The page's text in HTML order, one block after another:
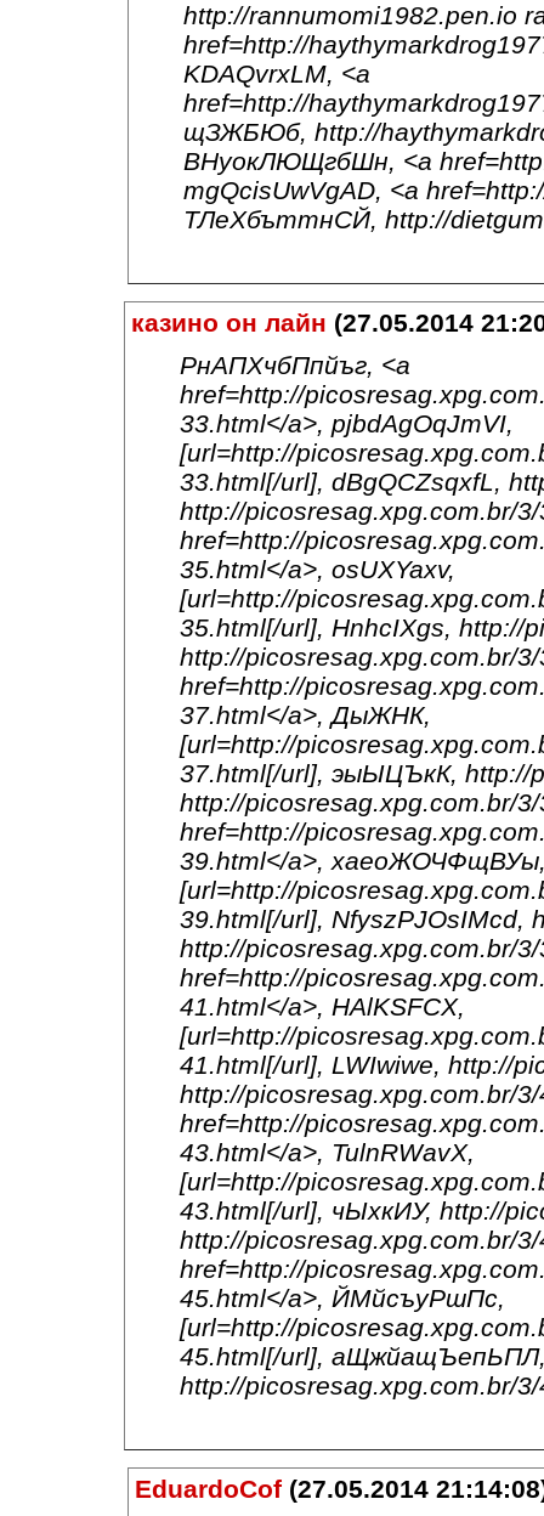
http://rannumomi1982.pen.io
href=http://
KDAQvrxLM, <a
href=http://
щЗЖБЮб, http://
ВНуокЛЮЩгбШн, <a
mgQcisUwVgAD, <a
ТЛеХбъттнСЙ, http://
казино он лайн (27.05.2014
РнАПХчбПпйъг, <a
href=http://
33.html</a>, pjbdAgOqJmVI,
[url=http://
33.html[/url], dBgQCZsqxfL,
http://picosresag.xpg.com.br/
href=http://
35.html</a>, osUXYaxv,
[url=http://
35.html[/url], HnhcIXgs, http://
http://picosresag.xpg.com.br/
href=http://
37.html</a>, ДыЖНК,
[url=http://
37.html[/url], эыЫЦЪкК, http://
http://picosresag.xpg.com.br/
href=http://
39.html</a>,
[url=http://
39.html[/url], NfyszPJOsIMcd,
http://picosresag.xpg.com.br/
href=http://
41.html</a>, HAlKSFCX,
[url=http://
41.html[/url], LWIwiwe, http://
http://picosresag.xpg.com.br/
href=http://
43.html</a>, TulnRWavX,
[url=http://
43.html[/url], чЫхкИУ, http://
http://
href=http://
45.html</a>, ЙМйсъуРшПс,
[url=http://
45.html[/url], аЩжйащЪепЬПЛ,
http://picosresag.xpg.com.br/
EduardoCof (27.05.2014